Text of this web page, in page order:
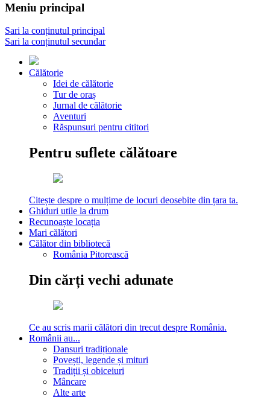
Meniu principal
Sari la conținutul principal
Sari la conținutul secundar
Călătorie
Idei de călătorie
Tur de oraș
Jurnal de călătorie
Aventuri
Răspunsuri pentru cititori
Pentru suflete călătoare
Citește despre o mulțime de locuri deosebite din țara ta.
Ghiduri utile la drum
Recunoaște locația
Mari călători
Călător din bibliotecă
România Pitorească
Din cărți vechi adunate
Ce au scris marii călători din trecut despre România.
Românii au...
Dansuri tradiționale
Povești, legende și mituri
Tradiții și obiceiuri
Mâncare
Alte arte